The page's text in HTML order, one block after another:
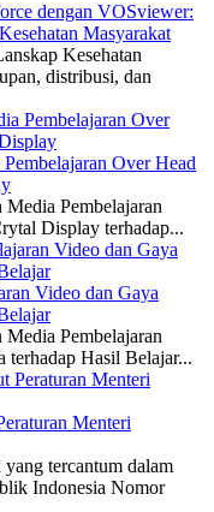
dengan VOSviewer:
Masyarakat
Kesehatan
distribusi, dan
Over Head
Media Pembelajaran
Display terhadap...
Video dan Gaya
Media Pembelajaran
terhadap Hasil Belajar...
Menteri
tercantum dalam
Indonesia Nomor